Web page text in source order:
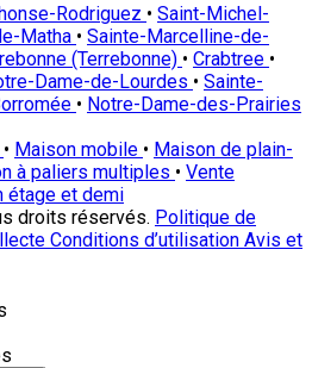
Rodriguez • Saint-Michel-
Matha • Sainte-Marcelline-de-
(Terrebonne) • Crabtree •
Dame-de-Lourdes • Sainte-
• Notre-Dame-des-Prairies
• Maison mobile • Maison de plain-
à paliers multiples • Vente
étage et demi
droits réservés. Politique de
Conditions d’utilisation Avis et